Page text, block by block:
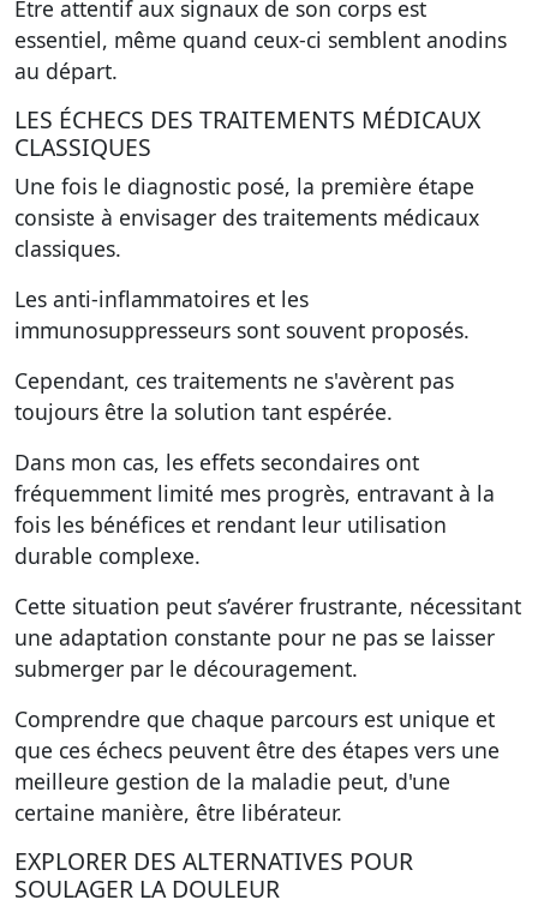
Être attentif aux signaux de son corps est
essentiel, même quand ceux-ci semblent anodins
au départ.
LES ÉCHECS DES TRAITEMENTS MÉDICAUX
CLASSIQUES
Une fois le diagnostic posé, la première étape
consiste à envisager des traitements médicaux
classiques.
Les anti-inflammatoires et les
immunosuppresseurs sont souvent proposés.
Cependant, ces traitements ne s'avèrent pas
toujours être la solution tant espérée.
Dans mon cas, les effets secondaires ont
fréquemment limité mes progrès, entravant à la
fois les bénéfices et rendant leur utilisation
durable complexe.
Cette situation peut s’avérer frustrante, nécessitant
une adaptation constante pour ne pas se laisser
submerger par le découragement.
Comprendre que chaque parcours est unique et
que ces échecs peuvent être des étapes vers une
meilleure gestion de la maladie peut, d'une
certaine manière, être libérateur.
EXPLORER DES ALTERNATIVES POUR
SOULAGER LA DOULEUR